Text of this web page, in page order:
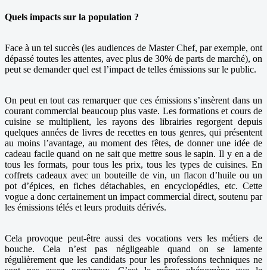
Quels impacts sur la population ?
Face à un tel succès (les audiences de Master Chef, par exemple, ont
dépassé toutes les attentes, avec plus de 30% de parts de marché), on
peut se demander quel est l’impact de telles émissions sur le public.
On peut en tout cas remarquer que ces émissions s’insèrent dans un
courant commercial beaucoup plus vaste. Les formations et cours de
cuisine se multiplient, les rayons des librairies regorgent depuis
quelques années de livres de recettes en tous genres, qui présentent
au moins l’avantage, au moment des fêtes, de donner une idée de
cadeau facile quand on ne sait que mettre sous le sapin. Il y en a de
tous les formats, pour tous les prix, tous les types de cuisines. En
coffrets cadeaux avec un bouteille de vin, un flacon d’huile ou un
pot d’épices, en fiches détachables, en encyclopédies, etc. Cette
vogue a donc certainement un impact commercial direct, soutenu par
les émissions télés et leurs produits dérivés.
Cela provoque peut-être aussi des vocations vers les métiers de
bouche. Cela n’est pas négligeable quand on se lamente
régulièrement que les candidats pour les professions techniques ne